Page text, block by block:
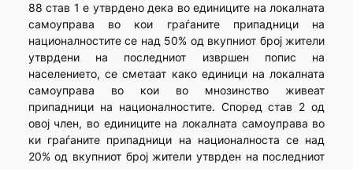
88 став 1 е утврдено дека во единиците на локалната
самоуправа во кои граѓаните припадници на
националностите се над 50% од вкупниот број жители
утврдени на последниот извршен попис на
населението, се сметаат како единици на локалната
самоуправа во кои во мнозинство живеат
припадници на националностите. Според став 2 од
овој член, во единиците на локалната самоуправа во
ки граѓаните припадници на националноста се над
20% од вкупниот број жители утврден на последниот